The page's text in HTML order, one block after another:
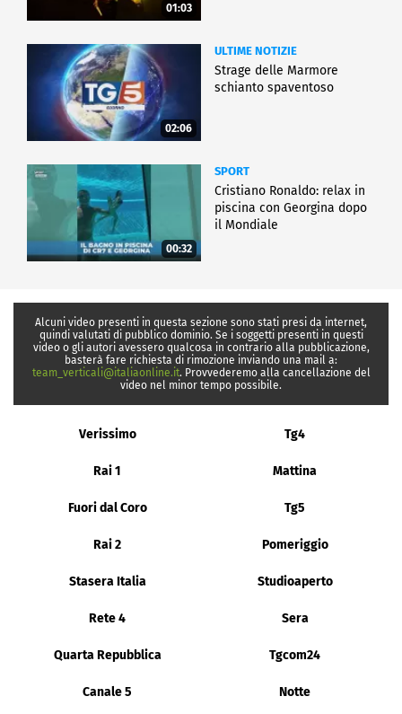
01:03
02:06
ULTIME NOTIZIE
Strage delle Marmore
schianto spaventoso
00:32
SPORT
Cristiano Ronaldo: relax in
piscina con Georgina dopo
il Mondiale
Alcuni video presenti in questa sezione sono stati presi da internet,
quindi valutati di pubblico dominio. Se i soggetti presenti in questi
video o gli autori avessero qualcosa in contrario alla pubblicazione,
basterà fare richiesta di rimozione inviando una mail a:
team_verticali@italiaonline.it. Provvederemo alla cancellazione del
video nel minor tempo possibile.
Verissimo Tg4
Rai 1 Mattina
Fuori dal Coro Tg5
Rai 2 Pomeriggio
Stasera Italia Studioaperto
Rete 4 Sera
Quarta Repubblica Tgcom24
Canale 5 Notte